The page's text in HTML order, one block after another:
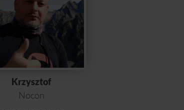
Krzysztof
Nocon